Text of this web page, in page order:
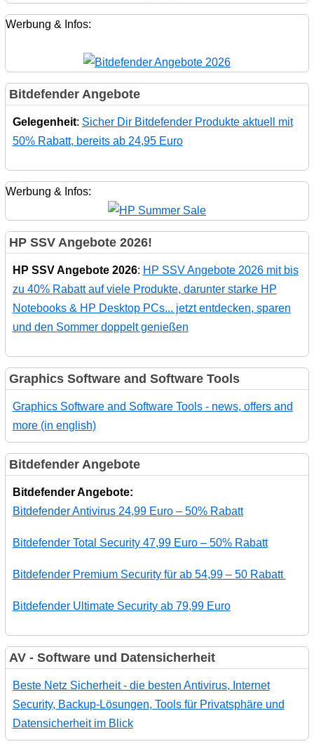
Werbung & Infos:
Bitdefender Angebote
Gelegenheit: Sicher Dir Bitdefender Produkte aktuell mit
50% Rabatt, bereits ab 24,95 Euro
Werbung & Infos:
HP SSV Angebote 2026!
HP SSV Angebote 2026: HP SSV Angebote 2026 mit bis
zu 40% Rabatt auf viele Produkte, darunter starke HP
Notebooks & HP Desktop PCs... jetzt entdecken, sparen
und den Sommer doppelt genießen
Graphics Software and Software Tools
Graphics Software and Software Tools - news, offers and
more (in english)
Bitdefender Angebote
Bitdefender Angebote:
Bitdefender Antivirus 24,99 Euro – 50% Rabatt
Bitdefender Total Security 47,99 Euro – 50% Rabatt
Bitdefender Premium Security für ab 54,99 – 50 Rabatt
Bitdefender Ultimate Security ab 79,99 Euro
AV - Software und Datensicherheit
Beste Netz Sicherheit - die besten Antivirus, Internet
Security, Backup-Lösungen, Tools für Privatsphäre und
Datensicherheit im Blick